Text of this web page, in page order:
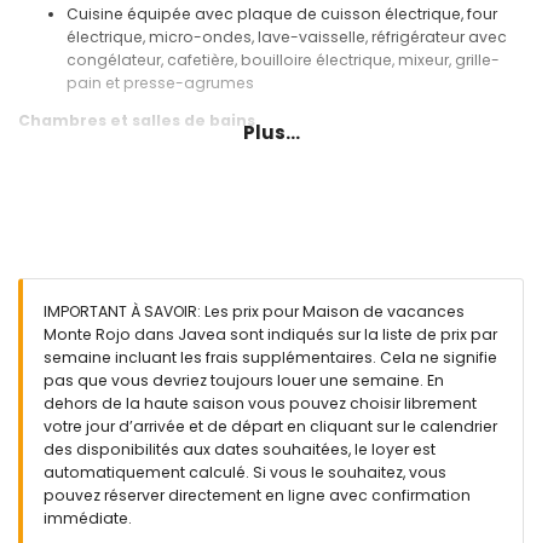
Cuisine équipée avec plaque de cuisson électrique, four
électrique, micro-ondes, lave-vaisselle, réfrigérateur avec
congélateur, cafetière, bouilloire électrique, mixeur, grille-
pain et presse-agrumes
Chambres et salles de bains
Terrain clôturé
Piscine privée mesurant 10 m x 5 m et d'une profondeur de 2
m
Jardin avec gravier, arbres et mobilier de jardin avec
transats
2 terrasses, dont 1 couverte
Barbecue
Espace salon extérieur et espace repas extérieur
Place de parking commune
Plus d'informations
Plus...
IMPORTANT À SAVOIR: Les prix pour Maison de vacances
Monte Rojo dans Javea sont indiqués sur la liste de prix par
semaine incluant les frais supplémentaires. Cela ne signifie
pas que vous devriez toujours louer une semaine. En
dehors de la haute saison vous pouvez choisir librement
votre jour d’arrivée et de départ en cliquant sur le calendrier
des disponibilités aux dates souhaitées, le loyer est
automatiquement calculé. Si vous le souhaitez, vous
pouvez réserver directement en ligne avec confirmation
immédiate.